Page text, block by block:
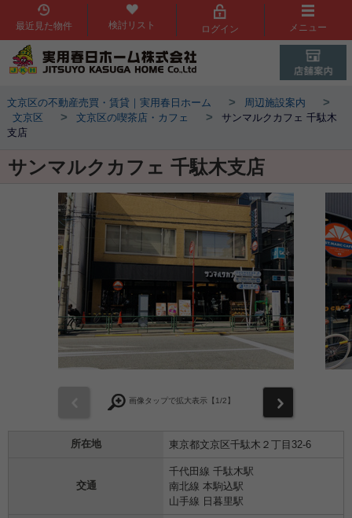
最近見た物件 検討リスト ログイン メニュー
文京区の不動産売買・賃貸｜実用春日ホーム > 周辺施設案内 >
文京区 > 文京区の喫茶店・カフェ >
サンマルクカフェ 千駄木
支店
サンマルクカフェ 千駄木支店
画像タップで拡大表示【 1/2】
所在地 東京都文京区千駄木２丁目32-6
交通
千代田線 千駄木駅
南北線 本駒込駅
山手線 日暮里駅